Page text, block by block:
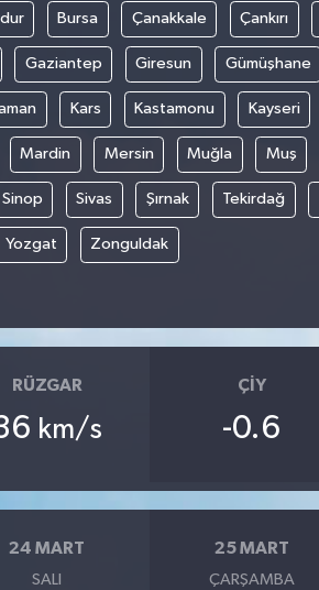
Bursa Çanakkale Çankırı
Gaziantep Giresun Gümüşhane
Kars Kastamonu Kayseri
Mardin Mersin Muğla Muş
Sinop Sivas Şırnak Tekirdağ
Yozgat Zonguldak
RÜZGAR
km/s
ÇIY
-0.6
24 MART
SALI
25 MART
ÇARŞAMBA